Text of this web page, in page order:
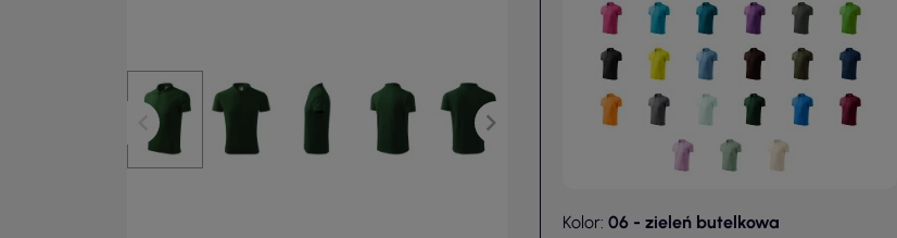
Kolor: 06 - zieleń butelkowa